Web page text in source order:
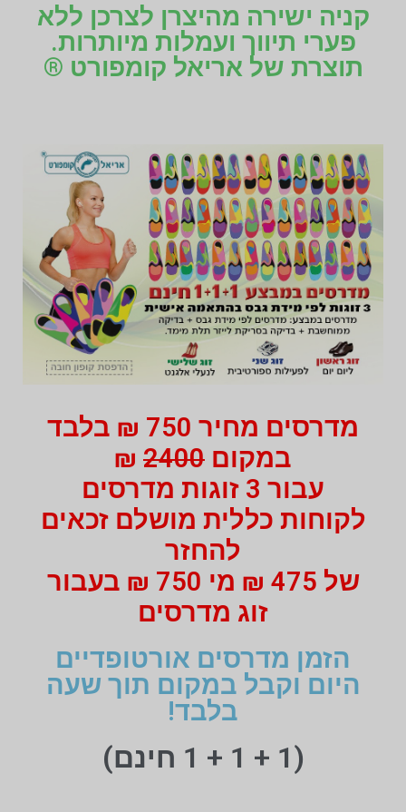
קניה ישירה מהיצרן לצרכן ללא
פערי תיווך ועמלות מיותרות.
תוצרת של אריאל קומפורט ®
מדרסים מחיר 750 ₪ בלבד
במקום 2400
₪
עבור 3 זוגות מדרסים
לקוחות כללית מושלם זכאים
להחזר
של 475 ₪ מי 750 ₪ בעבור
זוג מדרסים
הזמן מדרסים אורטופדיים
היום וקבל במקום תוך שעה
בלבד!
(1 + 1 + 1 חינם)